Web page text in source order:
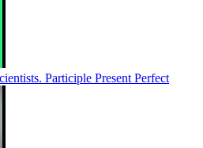
Participle Present Perfect